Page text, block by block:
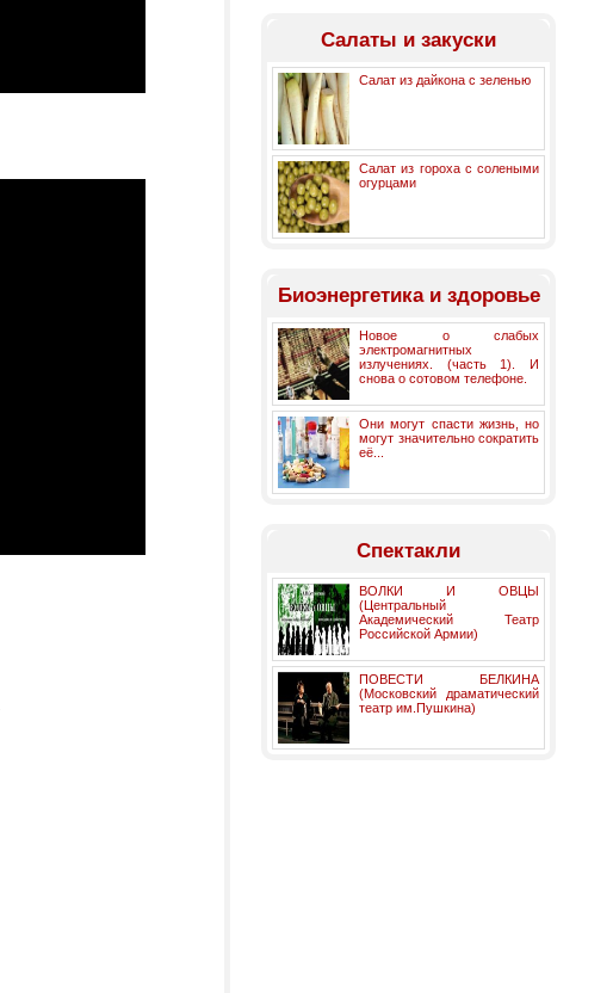
Салаты и закуски
Салат из дайкона с зеленью
Салат из гороха с солеными
огурцами
Биоэнергетика и здоровье
Новое о слабых
электромагнитных
излучениях. (часть 1). И
снова о сотовом телефоне.
Они могут спасти жизнь, но
могут значительно сократить
её...
Спектакли
ВОЛКИ И ОВЦЫ
(Центральный
Академический Театр
Российской Армии)
ПОВЕСТИ БЕЛКИНА
(Московский драматический
театр им.Пушкина)